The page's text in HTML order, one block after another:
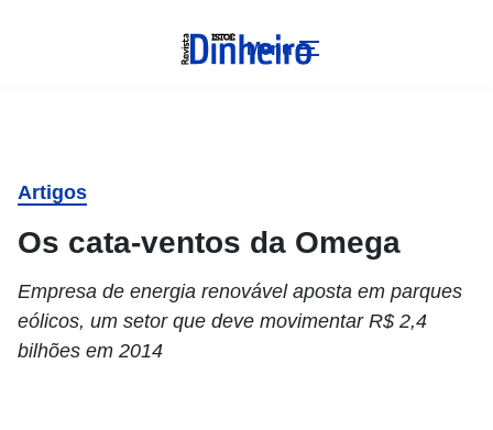
Menu
Artigos
Os cata-ventos da Omega
Empresa de energia renovável aposta em parques
eólicos, um setor que deve movimentar R$ 2,4
bilhões em 2014